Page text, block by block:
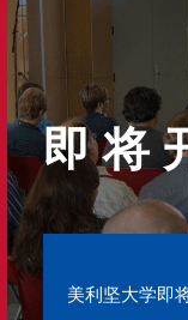
即 将
美利坚大学即